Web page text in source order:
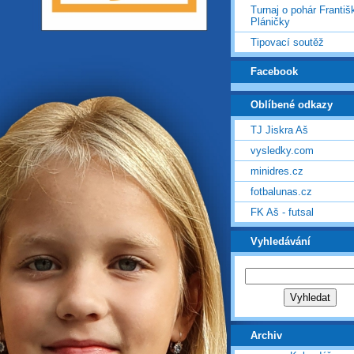
Turnaj o pohár
Pláničky
Tipovací soutěž
Facebook
Oblíbené odkazy
TJ Jiskra Aš
vysledky.com
minidres.cz
fotbalunas.cz
FK Aš - futsal
Vyhledávání
Archiv